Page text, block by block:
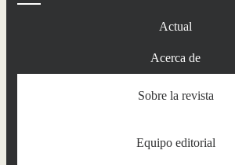
Actual
Acerca de
Sobre la revista
Equipo editorial